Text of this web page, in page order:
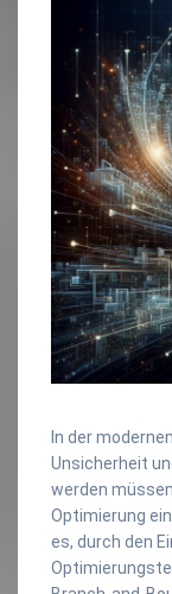
In der
Unsicherheit
werden
Optimierung
es, durch den